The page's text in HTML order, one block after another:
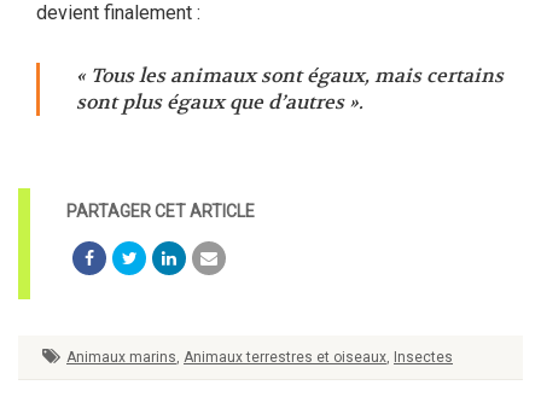
devient finalement :
« Tous les animaux sont égaux, mais certains
sont plus égaux que d’autres ».
Animaux marins, Animaux terrestres et oiseaux, Insectes